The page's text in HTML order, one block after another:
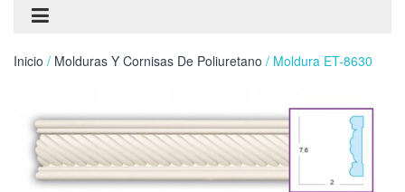
Inicio / Molduras Y Cornisas De Poliuretano / Moldura ET-8630